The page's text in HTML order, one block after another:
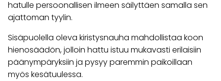
hatulle persoonallisen ilmeen säilyttäen samalla sen
ajattoman tyylin.
Sisäpuolella oleva kiristysnauha mahdollistaa koon
hienosäädön, jolloin hattu istuu mukavasti erilaisiin
päänympäryksiin ja pysyy paremmin paikoillaan
myös kesätuulessa.